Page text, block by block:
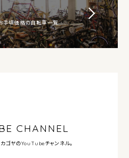
手頃価格の自転車一覧
CHANNEL
ゴヤのYouTubeチャンネル。